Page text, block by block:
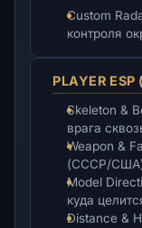
Custom
контроля
PLAYER
Skeleton &
врага
Weapon &
(СССР/США)
Model
куда
Distance &